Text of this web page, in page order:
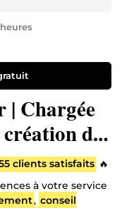
| Chargée
de
clients satisfaits 🔥
à votre service
, conseil